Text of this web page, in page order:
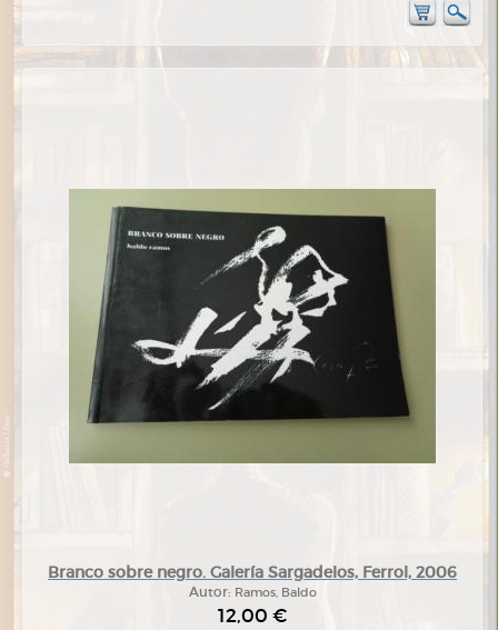
Branco sobre negro. Galería Sargadelos, Ferrol, 2006
Autor: Ramos, Baldo
12,00 €